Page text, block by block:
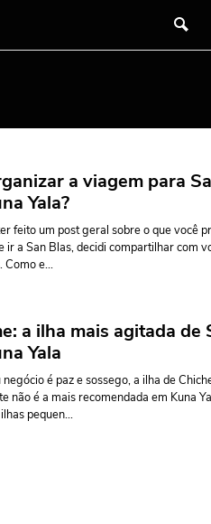
a viagem para
Yala?
feito um post geral sobre o que você
ir a San Blas, decidi compartilhar com
Como e...
a ilha mais agitada de
Yala
negócio é paz e sossego, a ilha de
não é a mais recomendada em Kuna
pequen...